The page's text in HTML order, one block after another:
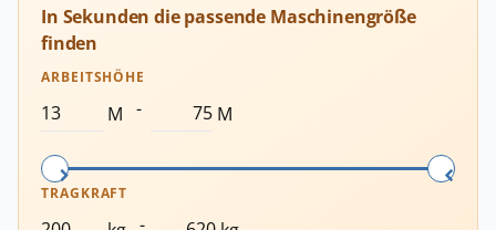
In Sekunden die passende Maschinengröße
finden
ARBEITSHÖHE
M - M
TRAGKRAFT
-